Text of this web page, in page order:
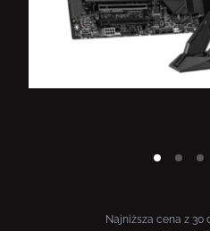
Najniższa cena z 30